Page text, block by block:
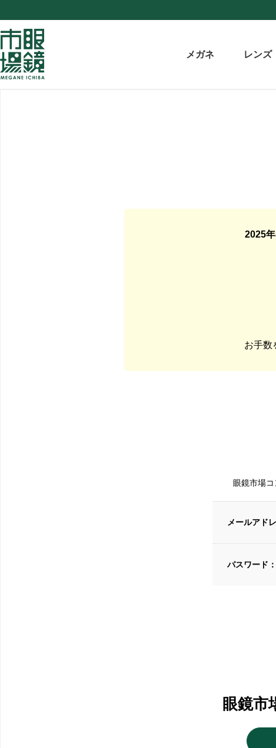
メガネ レンズ
2025
お手数
眼鏡市場
メールアド
パスワード：
眼鏡市